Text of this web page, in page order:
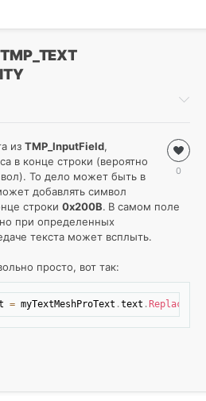
0
из TMP_InputField,
в конце строки (вероятно
То дело может быть в
добавлять символ
строки 0x200B. В самом поле
при определенных
текста может всплыть.
просто, вот так:
= myTextMeshProText .text . Replace
Скопировать